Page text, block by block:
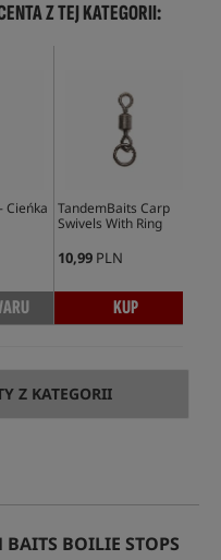
Z TEJ KATEGORII:
Cieńka TandemBaits Carp
Swivels With Ring
10,99 PLN
KUP
Z KATEGORII
BOILIE STOPS